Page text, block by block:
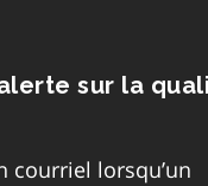
sur la
courriel lorsqu’un